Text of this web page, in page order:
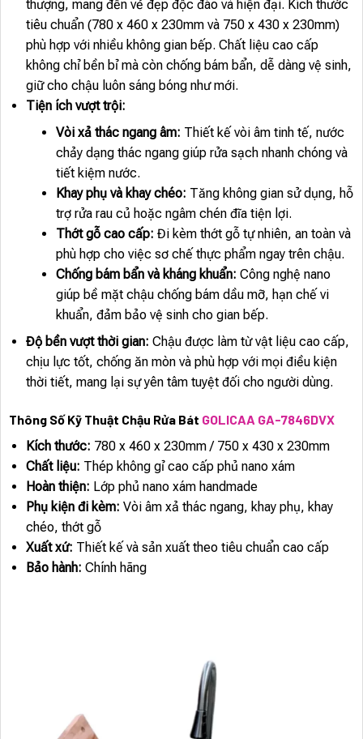
thượng, mang đến vẻ đẹp độc đáo và hiện đại. Kích thước
tiêu chuẩn (780 x 460 x 230mm và 750 x 430 x 230mm)
phù hợp với nhiều không gian bếp. Chất liệu cao cấp
không chỉ bền bỉ mà còn chống bám bẩn, dễ dàng vệ sinh,
giữ cho chậu luôn sáng bóng như mới.
Tiện ích vượt trội:
Vòi xả thác ngang âm: Thiết kế vòi âm tinh tế, nước
chảy dạng thác ngang giúp rửa sạch nhanh chóng và
tiết kiệm nước.
Khay phụ và khay chéo: Tăng không gian sử dụng, hỗ
trợ rửa rau củ hoặc ngâm chén đĩa tiện lợi.
Thớt gỗ cao cấp: Đi kèm thớt gỗ tự nhiên, an toàn và
phù hợp cho việc sơ chế thực phẩm ngay trên chậu.
Chống bám bẩn và kháng khuẩn: Công nghệ nano
giúp bề mặt chậu chống bám dầu mỡ, hạn chế vi
khuẩn, đảm bảo vệ sinh cho gian bếp.
Độ bền vượt thời gian: Chậu được làm từ vật liệu cao cấp,
chịu lực tốt, chống ăn mòn và phù hợp với mọi điều kiện
thời tiết, mang lại sự yên tâm tuyệt đối cho người dùng.
Thông Số Kỹ Thuật Chậu Rửa Bát GOLICAA GA-7846DVX
Kích thước: 780 x 460 x 230mm / 750 x 430 x 230mm
Chất liệu: Thép không gỉ cao cấp phủ nano xám
Hoàn thiện: Lớp phủ nano xám handmade
Phụ kiện đi kèm: Vòi âm xả thác ngang, khay phụ, khay
chéo, thớt gỗ
Xuất xứ: Thiết kế và sản xuất theo tiêu chuẩn cao cấp
Bảo hành: Chính hãng